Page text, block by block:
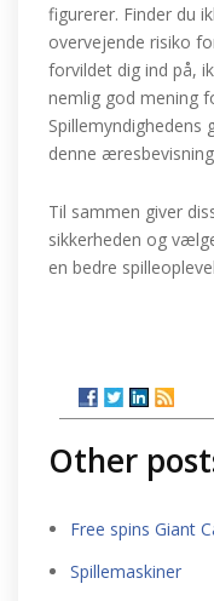
figurerer. Finder du
overvejende risiko
forvildet dig ind på,
nemlig god mening
Spillemyndighedens
denne
Til sammen giver
sikkerheden og
en bedre
Other
Free spins Giant
Spillemaskiner